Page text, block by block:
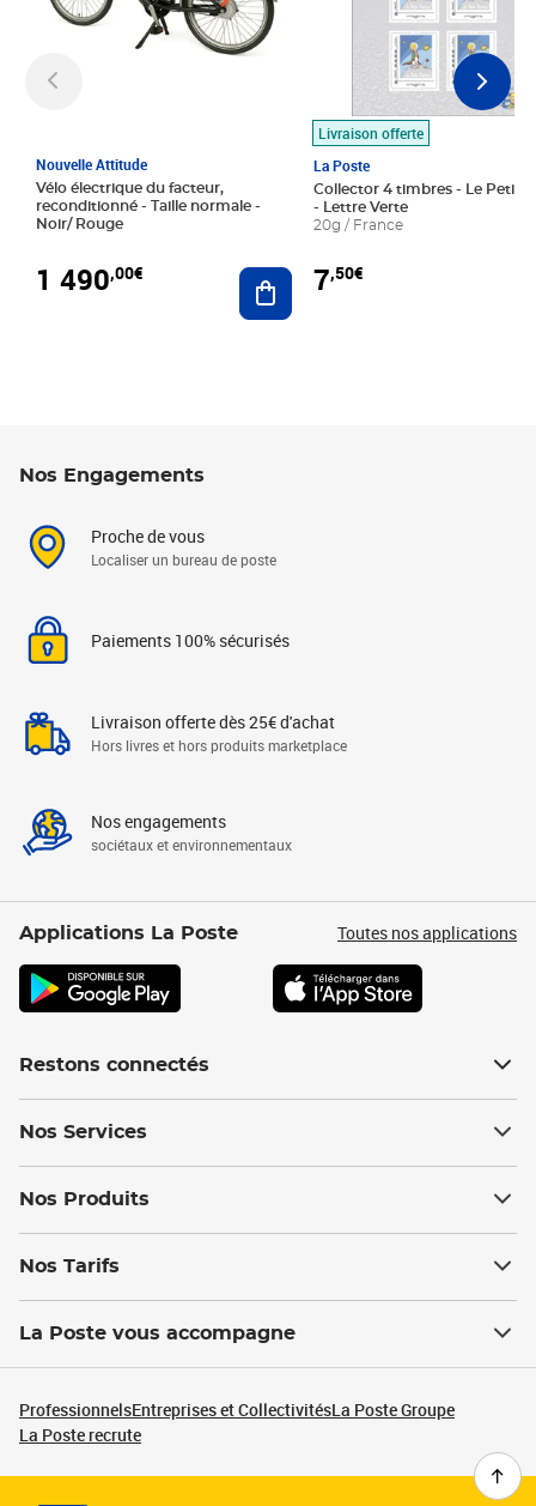
Nouvelle Attitude
Vélo électrique du facteur,
reconditionné - Taille normale -
Noir/ Rouge
1 490,00€ Ajouter au panier
Livraison offerte
La Poste
Collector 4 timbres - Le Petit
- Lettre Verte
20g / France
7,50€
Nos Engagements
Proche de vous
Localiser un bureau de poste
Paiements 100% sécurisés
Livraison offerte dès 25€ d'achat
Hors livres et hors produits marketplace
Nos engagements
sociétaux et environnementaux
Applications La Poste Toutes nos applications
Restons connectés
Nos Services
Nos Produits
Nos Tarifs
La Poste vous accompagne
ProfessionnelsEntreprises et CollectivitésLa Poste Groupe
La Poste recrute